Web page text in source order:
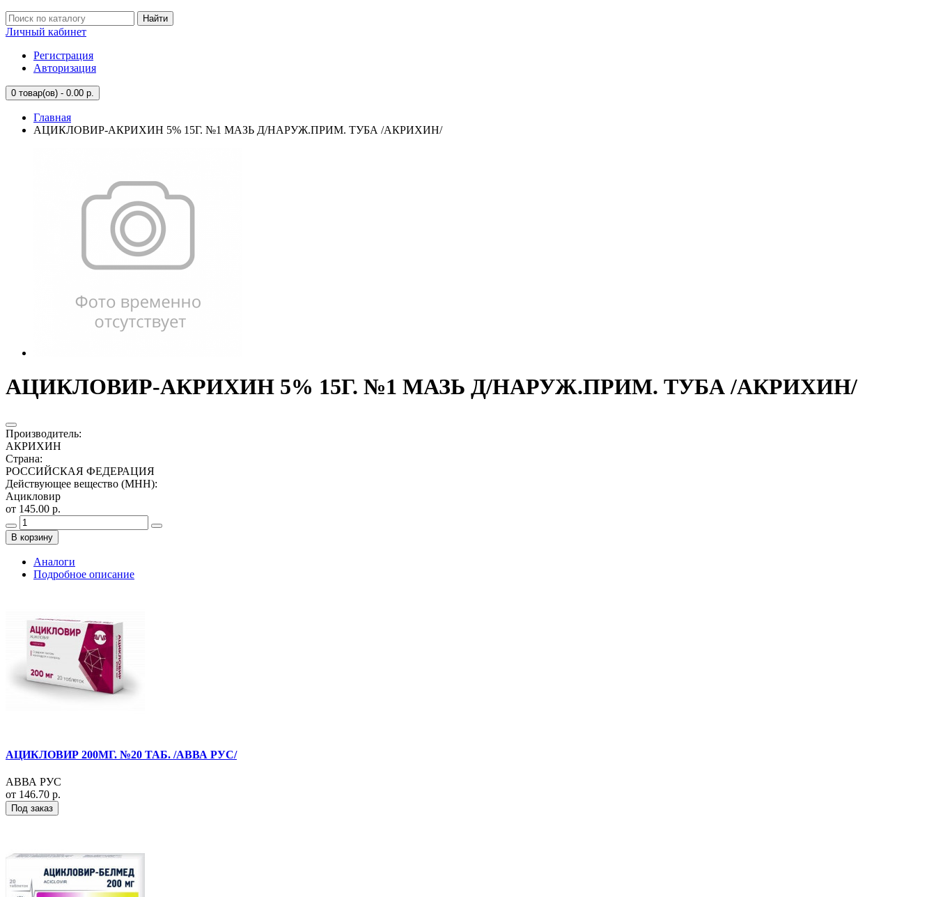
Найти
Личный кабинет
Регистрация
Авторизация
0 товар(ов) - 0.00 р.
Главная
АЦИКЛОВИР-АКРИХИН 5% 15Г. №1 МАЗЬ Д/НАРУЖ.ПРИМ. ТУБА /АКРИХИН/
АЦИКЛОВИР-АКРИХИН 5% 15Г. №1 МАЗЬ Д/НАРУЖ.ПРИМ. ТУБА /АКРИХИН/
Производитель:
АКРИХИН
Страна:
РОССИЙСКАЯ ФЕДЕРАЦИЯ
Действующее вещество (МНН):
Ацикловир
от 145.00 р.
В корзину
Аналоги
Подробное описание
АЦИКЛОВИР 200МГ. №20 ТАБ. /АВВА РУС/
АВВА РУС
от 146.70 р.
Под заказ